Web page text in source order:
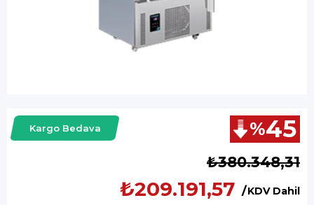
Kargo Bedava %45
İndirim
₺380.348,31
KDV Dahil
₺209.191,57